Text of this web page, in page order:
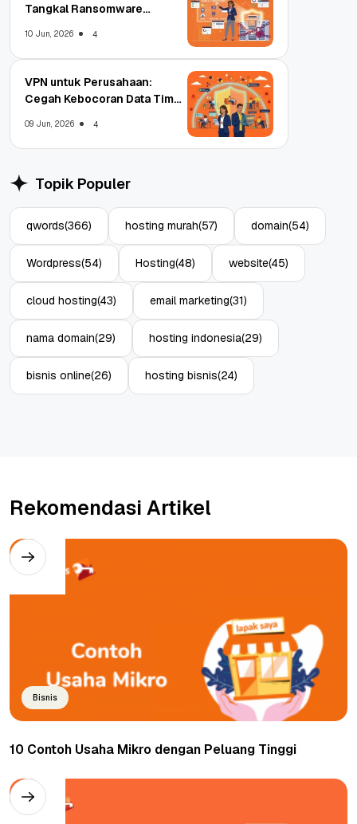
Tangkal Ransomware
10 Jun, 2026 4
VPN untuk Perusahaan:
Cegah Kebocoran Data Tim
09 Jun, 2026 4
Topik Populer
qwords(366) hosting murah(57) domain(54)
Wordpress(54) Hosting(48) website(45)
cloud hosting(43) email marketing(31)
nama domain(29) hosting indonesia(29)
bisnis online(26) hosting bisnis(24)
Rekomendasi Artikel
Bisnis
10 Contoh Usaha Mikro dengan Peluang Tinggi